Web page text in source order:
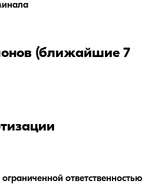
(ближайшие 7
ответственностью